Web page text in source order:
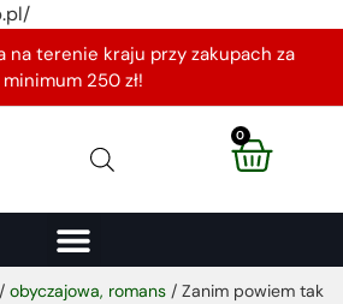
na terenie kraju przy zakupach za
minimum 250 zł!
0
/ obyczajowa, romans / Zanim powiem tak